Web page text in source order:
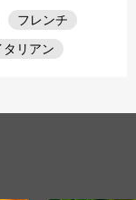
フレンチ
タリアン